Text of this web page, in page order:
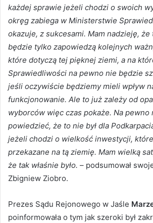
każdej sprawie jeżeli chodzi o swoich
okręg zabiega w Ministerstwie
okazuje, z sukcesami. Mam nadzieję,
będzie tylko zapowiedzą kolejnych
które dotyczą tej pięknej ziemi, a na
Sprawiedliwości na pewno nie będzie
jeśli oczywiście będziemy mieli wpływ
funkcjonowanie. Ale to już zależy od
wyborców więc czas pokaże. Na pewno
powiedzieć, że to nie był dla
jeżeli chodzi o wielkość inwestycji, które
przekazane na tą ziemię. Mam wielką
że tak właśnie było. – podsumował
Zbigniew Ziobro.
Prezes Sądu Rejonowego w Jaśle
poinformowała o tym jak szeroki był